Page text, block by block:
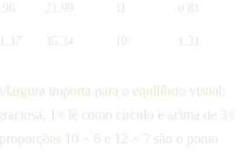
21.99 11 0.81
35.34 18 1.31
largura importa para o equilíbrio visual:
1× lê como círculo e acima de 3×
10 × 6 e 12 × 7 são o ponto